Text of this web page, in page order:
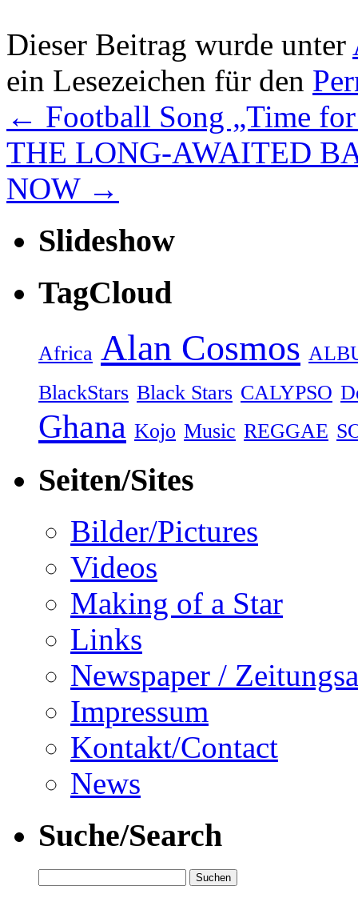
Dieser Beitrag wurde unter
ein Lesezeichen für den
← Football Song „Time
THE LONG-AWAITED
NOW →
Slideshow
TagCloud
Africa Alan Cosmos
BlackStars Black Stars CALYPSO
Ghana Kojo Music REGGAE
Seiten/Sites
Bilder/Pictures
Videos
Making of a Star
Links
Newspaper /
Impressum
Kontakt/Contact
News
Suche/Search
nach: